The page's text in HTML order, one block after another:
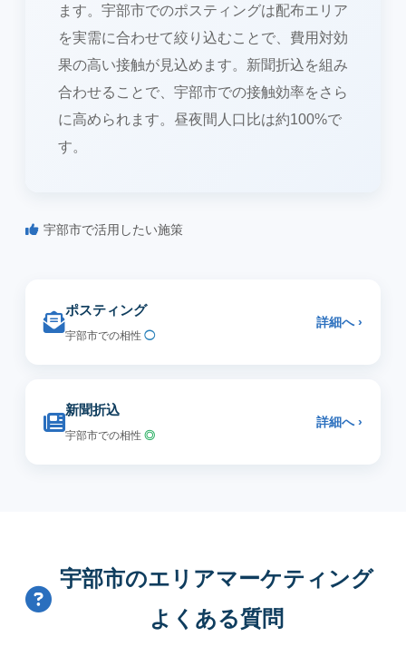
ます。宇部市でのポスティングは配布エリア
を実需に合わせて絞り込むことで、費用対効
果の高い接触が見込めます。新聞折込を組み
合わせることで、宇部市での接触効率をさら
に高められます。昼夜間人口比は約100%で
す。
宇部市で活用したい施策
ポスティング
宇部市での相性 ◯
詳細へ ›
新聞折込
宇部市での相性 ◎
詳細へ ›
宇部市のエリアマーケティング
よくある質問